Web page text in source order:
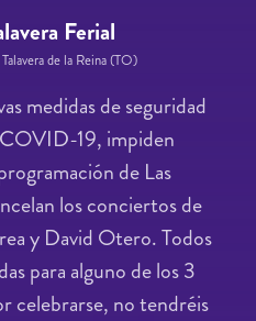
Ferial
de la Reina (TO)
medidas de seguridad
19, impiden
de Las
los conciertos de
y David Otero. Todos
para alguno de los 3
celebrarse, no tendréis